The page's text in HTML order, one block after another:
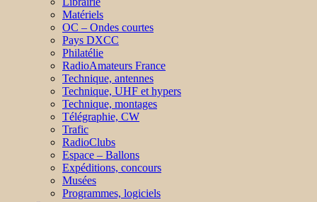
Matériels
OC – Ondes courtes
Pays DXCC
Philatélie
RadioAmateurs France
Technique, antennes
Technique, UHF et hypers
Technique, montages
Télégraphie, CW
Trafic
RadioClubs
Espace – Ballons
Expéditions, concours
Musées
Programmes, logiciels